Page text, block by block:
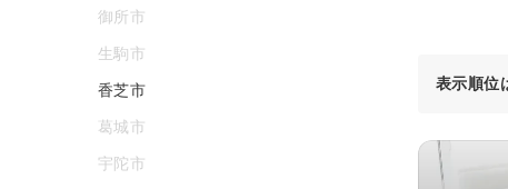
表示順位
御所市
生駒市
香芝市
葛城市
宇陀市